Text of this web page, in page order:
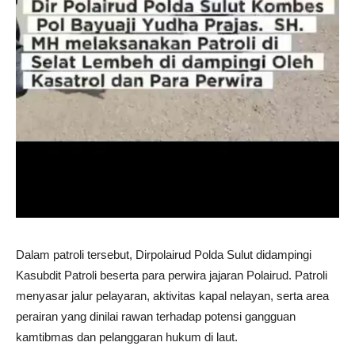
Dalam patroli tersebut, Dirpolairud Polda Sulut didampingi
Kasubdit Patroli beserta para perwira jajaran Polairud. Patroli
menyasar jalur pelayaran, aktivitas kapal nelayan, serta area
perairan yang dinilai rawan terhadap potensi gangguan
kamtibmas dan pelanggaran hukum di laut.